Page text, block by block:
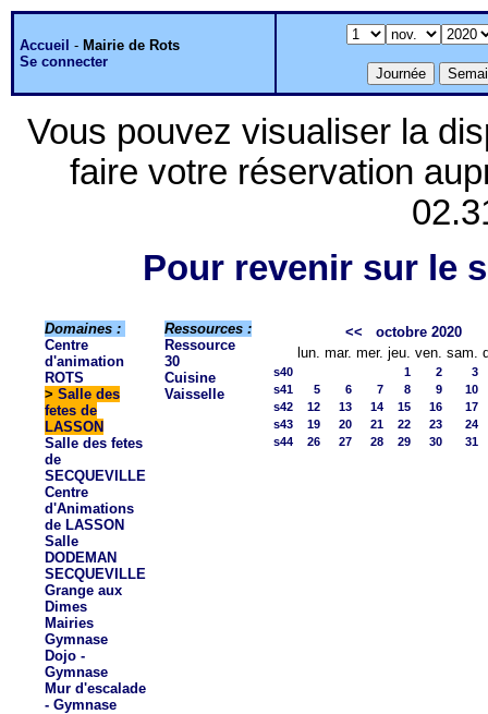
Accueil - Mairie de Rots
Se connecter
Vous pouvez visualiser la
faire votre réservation
Pour revenir sur le
Domaines :
Centre
d'animation
ROTS
> Salle des
fetes de
LASSON
Salle des fetes
de
SECQUEVILLE
Centre
d'Animations
de LASSON
Salle
DODEMAN
SECQUEVILLE
Grange aux
Dimes
Mairies
Gymnase
Dojo -
Gymnase
Mur d'escalade
- Gymnase
Ressources :
Ressource
30
Cuisine
Vaisselle
<<
octobre 2020
lun. mar. mer. jeu. ven. sam.
s40 1 2
3
s41
5 6 7 8 9
10
s42
12 13 14 15 16
17
s43
19 20 21 22 23
24
s44
26 27 28 29 30 31